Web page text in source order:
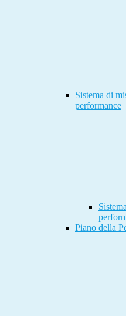
Sistema di
performance
Piano della